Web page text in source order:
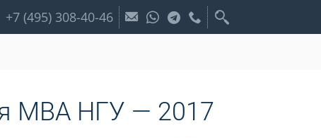
+7 (495) 308-40-46
МВА НГУ — 2017